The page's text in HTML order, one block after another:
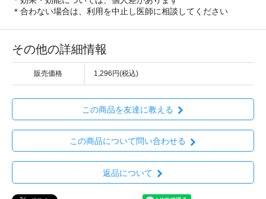
＊合わない場合は、利用を中止し医師に相談してください
その他の詳細情報
販売価格 1,296円(税込)
この商品を友達に教える
この商品について問い合わせる
返品について